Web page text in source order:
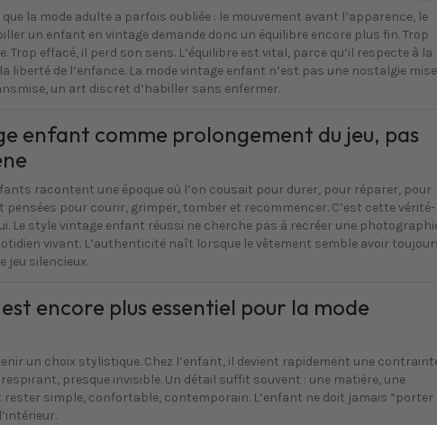
que la mode adulte a parfois oubliée : le mouvement avant l’apparence, le
un enfant en vintage demande donc un équilibre encore plus fin. Trop
Trop effacé, il perd son sens. L’équilibre est vital, parce qu’il respecte à la
liberté de l’enfance. La mode vintage enfant n’est pas une nostalgie mise
un art discret d’habiller sans enfermer.
enfant comme prolongement du jeu, pas
racontent une époque où l’on cousait pour durer, pour réparer, pour
pour courir, grimper, tomber et recommencer. C’est cette vérité-
Le style vintage enfant réussi ne cherche pas à recréer une
vivant. L’authenticité naît lorsque le vêtement semble avoir
jeu silencieux.
encore plus essentiel pour la mode
un choix stylistique. Chez l’enfant, il devient rapidement une
presque invisible. Un détail suffit souvent : une matière, une
rester simple, confortable, contemporain. L’enfant ne doit jamais “porter